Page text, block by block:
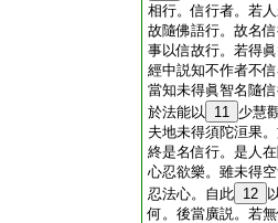
相行。信行者。若
故隨佛語行。故名
事以信故行。若得
經中説知不作者不
當知未得眞智名隨
於法能以
11 少慧
夫地未得須陀洹果
終是名信行。是人
心忍欲樂。雖未得
忍法心。自此 12
何。後當廣説。若